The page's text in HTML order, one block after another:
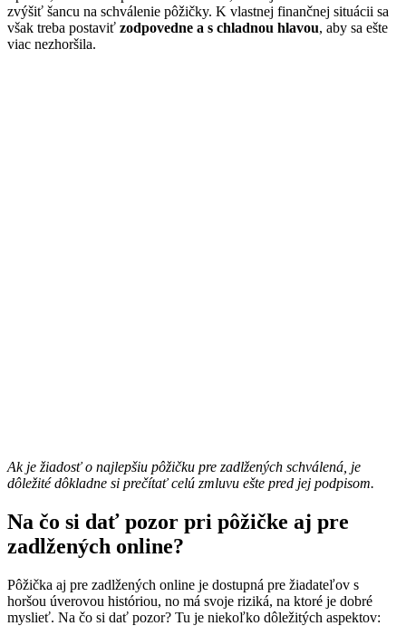
zvýšiť šancu na schválenie pôžičky. K vlastnej finančnej situácii sa
však treba postaviť zodpovedne a s chladnou hlavou, aby sa ešte
viac nezhoršila.
Ak je žiadosť o najlepšiu pôžičku pre zadlžených schválená, je
dôležité dôkladne si prečítať celú zmluvu ešte pred jej podpisom.
Na čo si dať pozor pri pôžičke aj pre
zadlžených online?
Pôžička aj pre zadlžených online je dostupná pre žiadateľov s
horšou úverovou históriou, no má svoje riziká, na ktoré je dobré
myslieť. Na čo si dať pozor? Tu je niekoľko dôležitých aspektov: